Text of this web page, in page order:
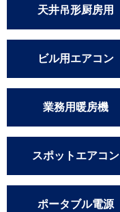
天井吊形厨房用
ビル用エアコン
業務用暖房機
スポットエアコン
ポータブル電源